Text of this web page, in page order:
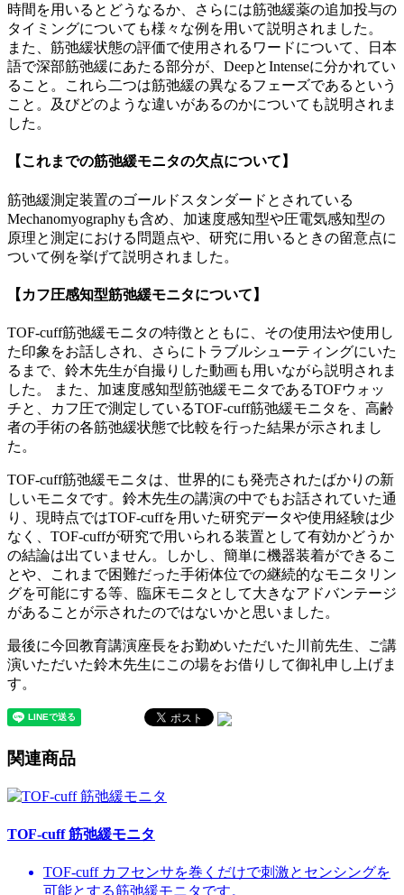
時間を用いるとどうなるか、さらには筋弛緩薬の追加投与の
タイミングについても様々な例を用いて説明されました。
また、筋弛緩状態の評価で使用されるワードについて、日本
語で深部筋弛緩にあたる部分が、DeepとIntenseに分かれてい
ること。これら二つは筋弛緩の異なるフェーズであるという
こと。及びどのような違いがあるのかについても説明されま
した。
【これまでの筋弛緩モニタの欠点について】
筋弛緩測定装置のゴールドスタンダードとされている
Mechanomyographyも含め、加速度感知型や圧電気感知型の
原理と測定における問題点や、研究に用いるときの留意点に
ついて例を挙げて説明されました。
【カフ圧感知型筋弛緩モニタについて】
TOF-cuff筋弛緩モニタの特徴とともに、その使用法や使用し
た印象をお話しされ、さらにトラブルシューティングにいた
るまで、鈴木先生が自撮りした動画も用いながら説明されま
した。 また、加速度感知型筋弛緩モニタであるTOFウォッ
チと、カフ圧で測定しているTOF-cuff筋弛緩モニタを、高齢
者の手術の各筋弛緩状態で比較を行った結果が示されまし
た。
TOF-cuff筋弛緩モニタは、世界的にも発売されたばかりの新
しいモニタです。鈴木先生の講演の中でもお話されていた通
り、現時点ではTOF-cuffを用いた研究データや使用経験は少
なく、TOF-cuffが研究で用いられる装置として有効かどうか
の結論は出ていません。しかし、簡単に機器装着ができるこ
とや、これまで困難だった手術体位での継続的なモニタリン
グを可能にする等、臨床モニタとして大きなアドバンテージ
があることが示されたのではないかと思いました。
最後に今回教育講演座長をお勤めいただいた川前先生、ご講
演いただいた鈴木先生にこの場をお借りして御礼申し上げま
す。
関連商品
TOF-cuff 筋弛緩モニタ
TOF-cuff カフセンサを巻くだけで刺激とセンシングを
可能とする筋弛緩モニタです。